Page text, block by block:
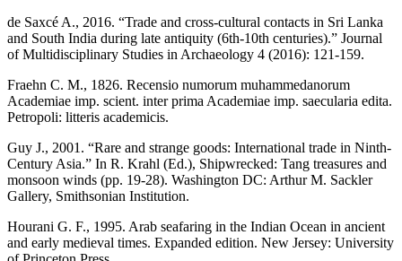
de Saxcé A., 2016. “Trade and cross-cultural contacts in Sri Lanka
and South India during late antiquity (6th-10th centuries).” Journal
of Multidisciplinary Studies in Archaeology 4 (2016): 121-159.
Fraehn C. M., 1826. Recensio numorum muhammedanorum
Academiae imp. scient. inter prima Academiae imp. saecularia edita.
Petropoli: litteris academicis.
Guy J., 2001. “Rare and strange goods: International trade in Ninth-
Century Asia.” In R. Krahl (Ed.), Shipwrecked: Tang treasures and
monsoon winds (pp. 19-28). Washington DC: Arthur M. Sackler
Gallery, Smithsonian Institution.
Hourani G. F., 1995. Arab seafaring in the Indian Ocean in ancient
and early medieval times. Expanded edition. New Jersey: University